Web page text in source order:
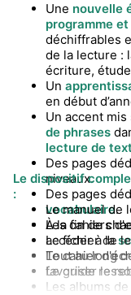
Une nouvelle
programme
déchiffrables
de la lecture :
écriture,
Un
en début
Un accent mis
de phrases
lecture de
Des pages
niveaux.
Des pages
vocabulaire.
À la fin de
accéder à la
Tout au long
favoriser le
Le dispositif
:
Le manuel de
Les cahiers
Le fichier de
Le cahier
Le guide
Les albums